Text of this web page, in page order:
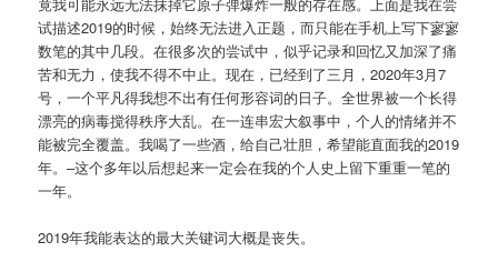
试描述2019的时候，始终无法进入正题，而只能在手机上写下寥寥
数笔的其中几段。在很多次的尝试中，似乎记录和回忆又加深了痛
苦和无力，使我不得不中止。现在，已经到了三月，2020年3月7
号，一个平凡得我想不出有任何形容词的日子。全世界被一个长得
漂亮的病毒搅得秩序大乱。在一连串宏大叙事中，个人的情绪并不
能被完全覆盖。我喝了一些酒，给自己壮胆，希望能直面我的2019
年。–这个多年以后想起来一定会在我的个人史上留下重重一笔的
一年。
2019年我能表达的最大关键词大概是丧失。